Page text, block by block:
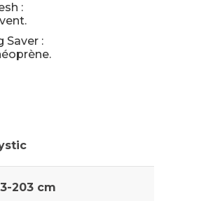
:
Saver :
203 cm